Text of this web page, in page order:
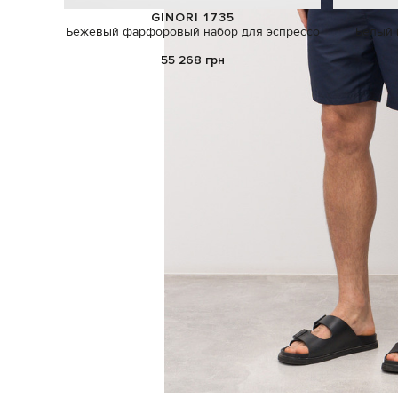
GINORI 1735
Бежевый фарфоровый набор для эспрессо
55 268 грн
Белый